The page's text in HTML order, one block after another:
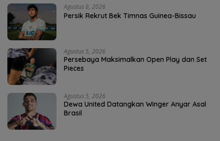
Agustus 8, 2026
Persik Rekrut Bek Timnas Guinea-Bissau
Agustus 5, 2026
Persebaya Maksimalkan Open Play dan Set
Pieces
Agustus 5, 2026
Dewa United Datangkan Winger Anyar Asal
Brasil